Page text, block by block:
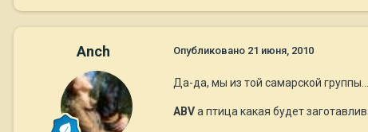
Anch Опубликовано 21 июня, 2010
Да-да, мы из той самарской
ABVа птица какая будет